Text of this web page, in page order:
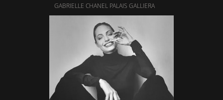
GABRIELLE CHANEL PALAIS GALLIERA